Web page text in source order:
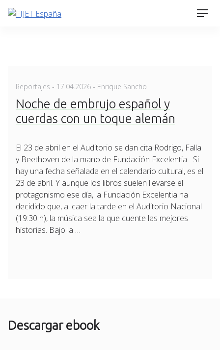
Skip
Reportajes - Posted
on
17.04.2026 - Enrique Sancho
Noche de embrujo español y
cuerdas con un toque alemán
El 23 de abril en el Auditorio se dan cita Rodrigo, Falla
y Beethoven de la mano de Fundación Excelentia Si
hay una fecha señalada en el calendario cultural, es el
23 de abril. Y aunque los libros suelen llevarse el
protagonismo ese día, la Fundación Excelentia ha
decidido que, al caer la tarde en el Auditorio Nacional
(19:30 h), la música sea la que cuente las mejores
historias. Bajo la …
Descargar ebook